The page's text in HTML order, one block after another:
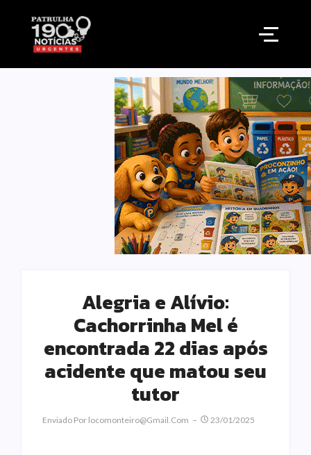
Alegria e Alívio:
Cachorrinha Mel é
encontrada 22 dias após
acidente que matou seu
tutor
Enviado Por Locomonteiro@gmail.com 23/01/2025